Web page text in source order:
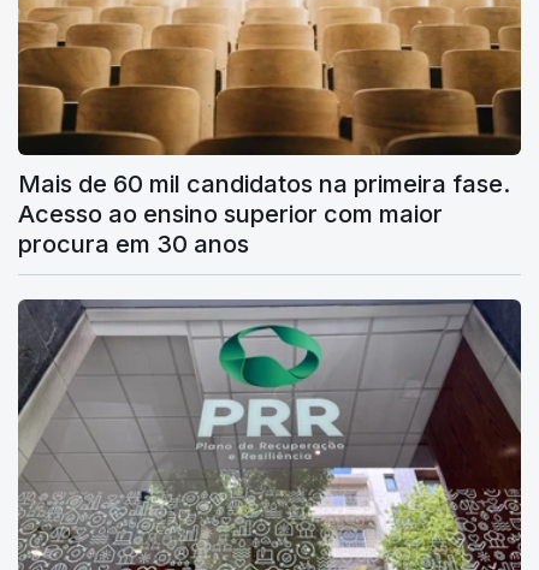
Mais de 60 mil candidatos na primeira fase.
Acesso ao ensino superior com maior
procura em 30 anos